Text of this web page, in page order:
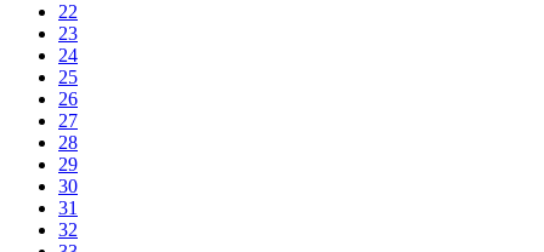
22
23
24
25
26
27
28
29
30
31
32